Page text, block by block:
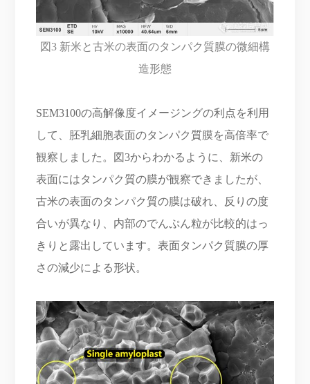
図3 新米と古米の表面のタンパク質膜の微細構
造形態
SEM3100の高解像度イメージングの利点を利用
して、胚乳細胞表面のタンパク質膜を高倍率で
観察しました。図3からわかるように、新米の
表面にはタンパク質の膜が観察できましたが、
古米の表面のタンパク質の膜は破れ、反りの度
合いが異なり、内部のでんぷん粒が比較的はっ
きりと露出しています。表面タンパク質膜の厚
さの減少による形状。